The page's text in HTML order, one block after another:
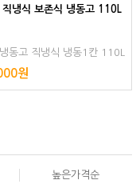
직냉식 보존식 냉동고 110L
동고 직냉식 냉동1칸 110L
원
높은가격순